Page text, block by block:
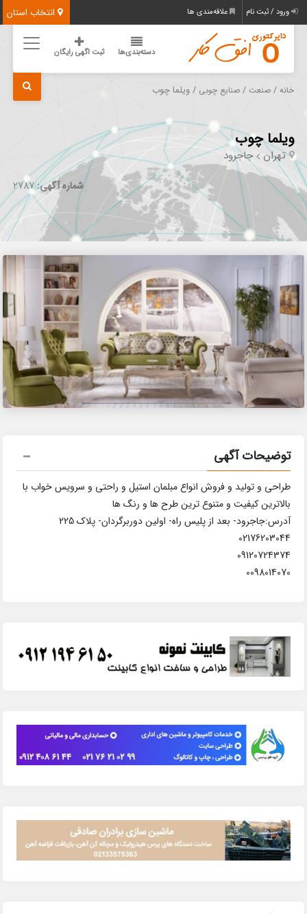
انتخاب استان ورود / ثبت نام علاقه‌مندی ها
دسته‌بندی‌ها ثبت اگهی رایگان
خانه /صنعت /صنایع چوبی / ویلما چوب
ویلما چوب
تهران جاجرود
شماره آگهی:2787
توضیحات آگهی
طراحی و تولید و فروش انواع مبلمان استیل و راحتی و سرویس خواب با
بالاترین کیفیت و متنوع ترین طرح ها و رنگ ها
آدرس:جاجرود- بعد از پلیس راه- اولین دوربرگردان- پلاک 225
02176203044
09120724374
0098014070